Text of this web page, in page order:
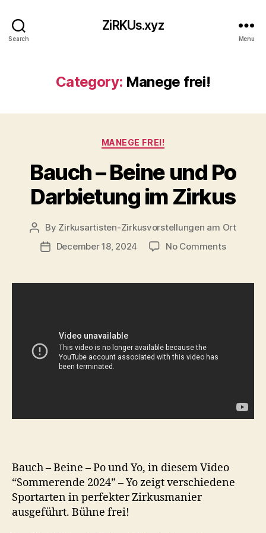
Search
ZiRKUs.xyz
Menu
Category: Manege frei!
Categories
MANEGE FREI!
Bauch – Beine und Po
Darbietung im Zirkus
Post
author
By Zirkusartisten-Zirkusvorstellungen am Ort
PostDecember 18, 2024 No Commentson
Beine
Bauch – Beine – Po und Yo, in diesem Video
“Sommerende 2024” – Yo zeigt verschiedene
Sportarten in perfekter Zirkusmanier
ausgeführt. Bühne frei!